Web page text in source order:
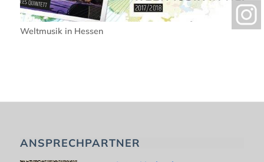
Weltmusik in Hessen
ANSPRECHPARTNER